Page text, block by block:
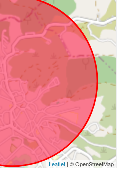
Leaflet | © OpenStreetMap